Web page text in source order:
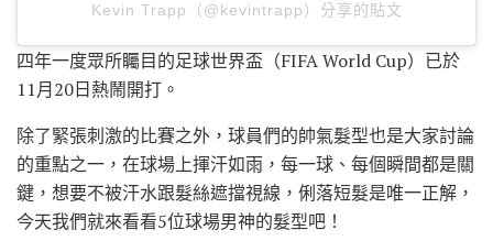
Kevin Trapp（@kevintrapp）分享的貼文
四年一度眾所矚目的足球世界盃（FIFA World Cup）已於
11月20日熱鬧開打。
除了緊張刺激的比賽之外，球員們的帥氣髮型也是大家討論
的重點之一，在球場上揮汗如雨，每一球、每個瞬間都是關
鍵，想要不被汗水跟髮絲遮擋視線，俐落短髮是唯一正解，
今天我們就來看看5位球場男神的髮型吧！